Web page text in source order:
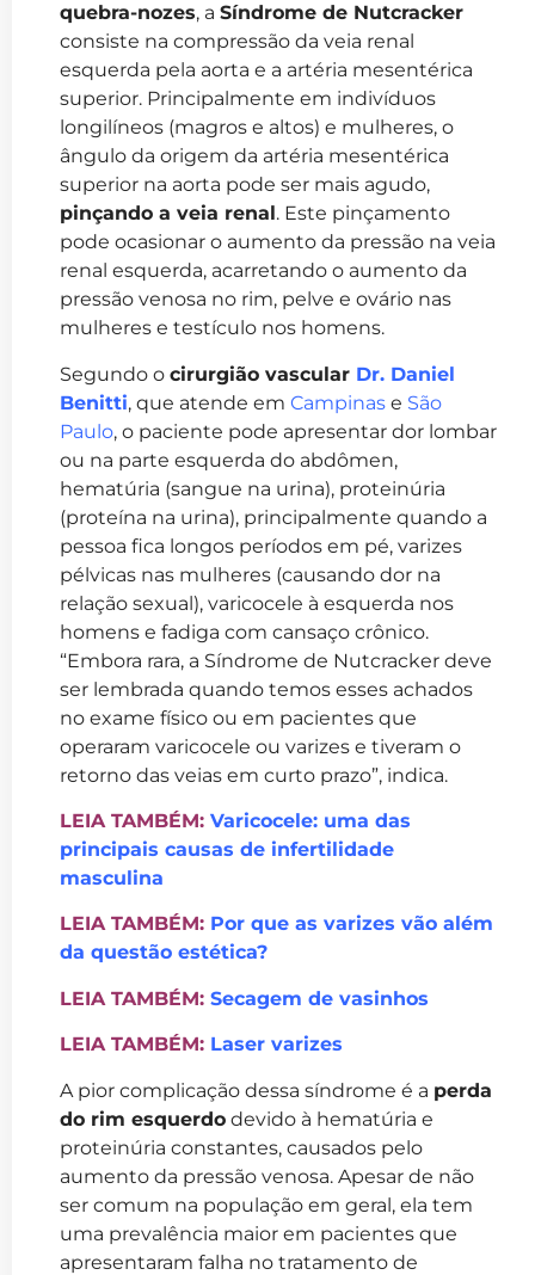
quebra-nozes, a Síndrome de Nutcracker
consiste na compressão da veia renal
esquerda pela aorta e a artéria mesentérica
superior. Principalmente em indivíduos
longilíneos (magros e altos) e mulheres, o
ângulo da origem da artéria mesentérica
superior na aorta pode ser mais agudo,
pinçando a veia renal. Este pinçamento
pode ocasionar o aumento da pressão na veia
renal esquerda, acarretando o aumento da
pressão venosa no rim, pelve e ovário nas
mulheres e testículo nos homens.
Segundo o cirurgião vascular Dr. Daniel
Benitti, que atende em Campinas e São
Paulo, o paciente pode apresentar dor lombar
ou na parte esquerda do abdômen,
hematúria (sangue na urina), proteinúria
(proteína na urina), principalmente quando a
pessoa fica longos períodos em pé, varizes
pélvicas nas mulheres (causando dor na
relação sexual), varicocele à esquerda nos
homens e fadiga com cansaço crônico.
“Embora rara, a Síndrome de Nutcracker deve
ser lembrada quando temos esses achados
no exame físico ou em pacientes que
operaram varicocele ou varizes e tiveram o
retorno das veias em curto prazo”, indica.
LEIA TAMBÉM: Varicocele: uma das
principais causas de infertilidade
masculina
LEIA TAMBÉM: Por que as varizes vão além
da questão estética?
LEIA TAMBÉM: Secagem de vasinhos
LEIA TAMBÉM: Laser varizes
A pior complicação dessa síndrome é a perda
do rim esquerdo devido à hematúria e
proteinúria constantes, causados pelo
aumento da pressão venosa. Apesar de não
ser comum na população em geral, ela tem
uma prevalência maior em pacientes que
apresentaram falha no tratamento de